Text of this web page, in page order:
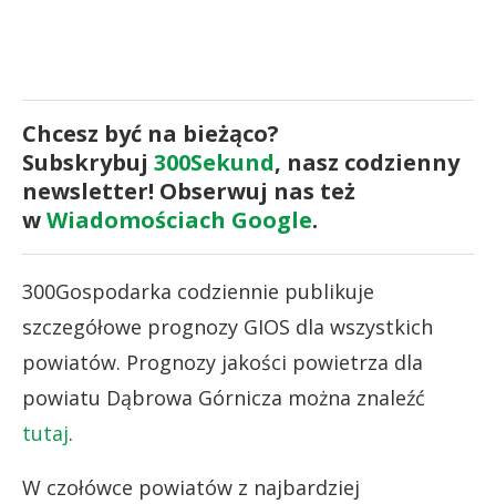
Chcesz być na bieżąco?
Subskrybuj 300Sekund, nasz codzienny
newsletter! Obserwuj nas też
wWiadomościach Google.
300Gospodarka codziennie publikuje
szczegółowe prognozy GIOS dla wszystkich
powiatów. Prognozy jakości powietrza dla
powiatu Dąbrowa Górnicza można znaleźć
tutaj.
W czołówce powiatów z najbardziej